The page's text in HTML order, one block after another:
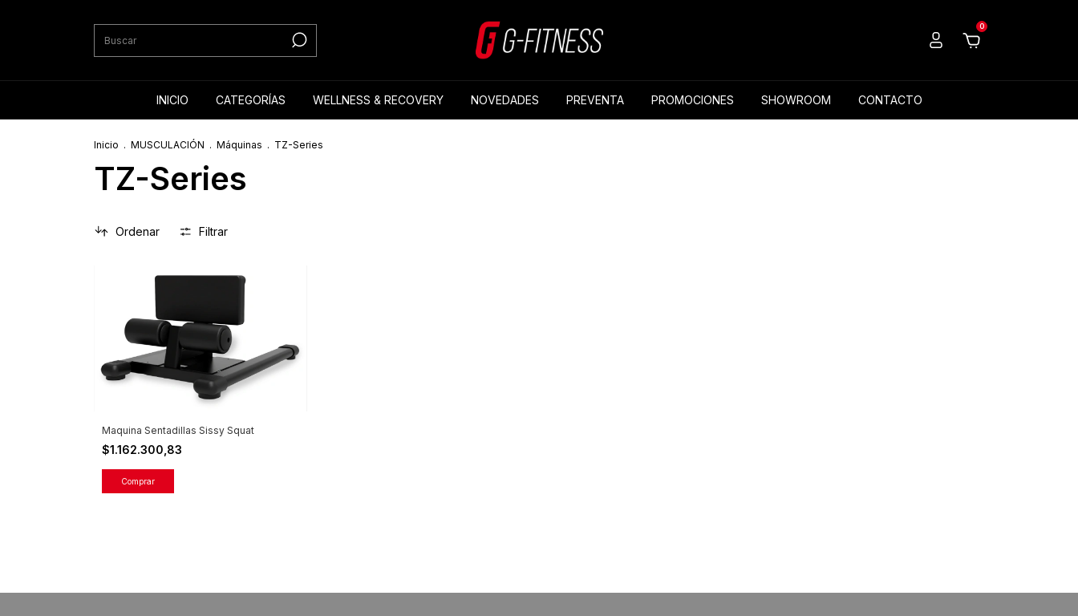
0
INICIO CATEGORÍAS WELLNESS & RECOVERY NOVEDADES PREVENTA PROMOCIONES SHOWROOM CONTACTO
Inicio . MUSCULACIÓN . Máquinas . TZ-Series
TZ-Series
Ordenar Filtrar
Maquina Sentadillas Sissy Squat
$1.162.300,83